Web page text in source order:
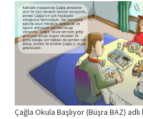
Çağla Okula Başlıyor (Büşra BAZ)